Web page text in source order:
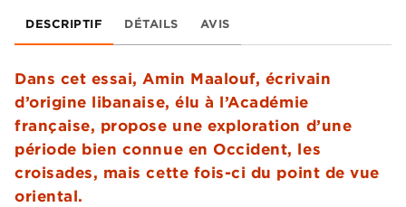
DESCRIPTIF DÉTAILS AVIS
Dans cet essai, Amin Maalouf, écrivain
d’origine libanaise, élu à l’Académie
française, propose une exploration d’une
période bien connue en Occident, les
croisades, mais cette fois-ci du point de vue
oriental.